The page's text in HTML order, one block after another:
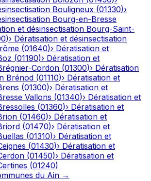
Bouligneux (01330)›
Bourg-en-Bresse
et désinsectisation Bourg-Saint-
)› Dératisation et désinsectisation
(01640)› Dératisation et
(01190)› Dératisation et
Cordon (01300)› Dératisation
Brénod (01110)› Dératisation et
(01300)› Dératisation et
Vallons (01340)› Dératisation et
(01360)› Dératisation et
(01460)› Dératisation et
(01470)› Dératisation et
(01310)› Dératisation et
(01430)› Dératisation et
(01450)› Dératisation et
(01240)
du Ain →